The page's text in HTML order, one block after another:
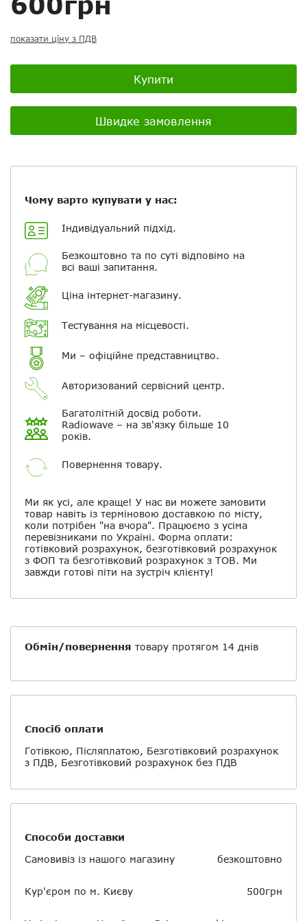
показати ціну з ПДВ
Купити
Швидке замовлення
Чому варто купувати у нас:
Індивідуальний підхід.
Безкоштовно та по суті відповімо на
всі ваші запитання.
Ціна інтернет-магазину.
Тестування на місцевості.
Ми – офіційне представництво.
Авторизований сервісний центр.
Багатолітній досвід роботи.
Radiowave – на зв'язку більше 10
років.
Повернення товару.
Ми як усі, але краще! У нас ви можете замовити
товар навіть із терміновою доставкою по місту,
коли потрібен "на вчора". Працюємо з усіма
перевізниками по Україні. Форма оплати:
готівковий розрахунок, безготівковий розрахунок
з ФОП та безготівковий розрахунок з ТОВ. Ми
завжди готові піти на зустріч клієнту!
Обмін/повернення товару протягом 14 днів
Спосіб оплати
Готівкою, Післяплатою, Безготівковий розрахунок
з ПДВ, Безготівковий розрахунок без ПДВ
Способи доставки
Самовивіз із нашого магазину
безкоштовно
Кур'єром по м. Києву 500грн
Посилання на відео з Youtube:
Ваше ім'я
Електронна пошта
Повідомляти про відповіді по
електронній пошті
Скасувати Залишити відгук